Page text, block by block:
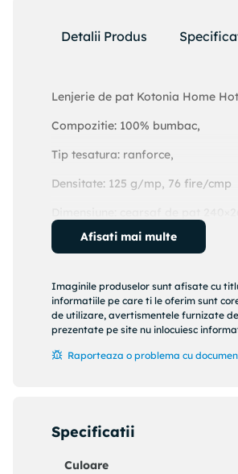
Detalii Produs
Lenjerie de pat Kotonia Home
Compozitie: 100% bumbac,
Tip tesatura: ranforce,
Densitate: 125 g/mp, 76 fire/cmp
Culoare: alb
bumbac 100%. Complexitatea
Desimea firelor de bumbac,
hoteluri si pensiuni.
tine acasa.
Materialul este petrecut
Afisati mai multe
Imaginile produselor sunt afisate cu
informatiile pe care ti le oferim sunt
de utilizare, avertismentele furnizate
prezentate pe site nu inlocuiesc
Raporteaza o problema cu
Specificatii
Culoare